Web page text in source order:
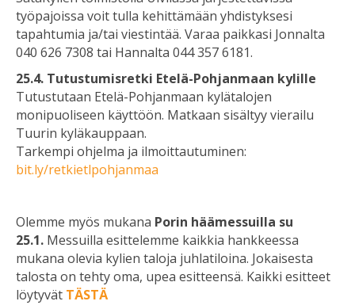
työpajoissa voit tulla kehittämään yhdistyksesi
tapahtumia ja/tai viestintää. Varaa paikkasi Jonnalta
040 626 7308 tai Hannalta 044 357 6181.
25.4. Tutustumisretki Etelä-Pohjanmaan kylille
Tutustutaan Etelä-Pohjanmaan kylätalojen
monipuoliseen käyttöön. Matkaan sisältyy vierailu
Tuurin kyläkauppaan.
Tarkempi ohjelma ja ilmoittautuminen:
bit.ly/retkietlpohjanmaa
Olemme myös mukana Porin häämessuilla su
25.1. Messuilla esittelemme kaikkia hankkeessa
mukana olevia kylien taloja juhlatiloina. Jokaisesta
talosta on tehty oma, upea esitteensä. Kaikki esitteet
löytyvät TÄSTÄ